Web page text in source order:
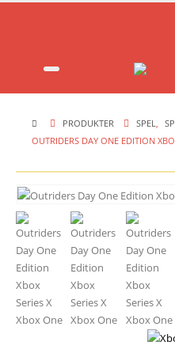
PRODUKTER SPEL,
OUTRIDERS DAY ONE EDITION